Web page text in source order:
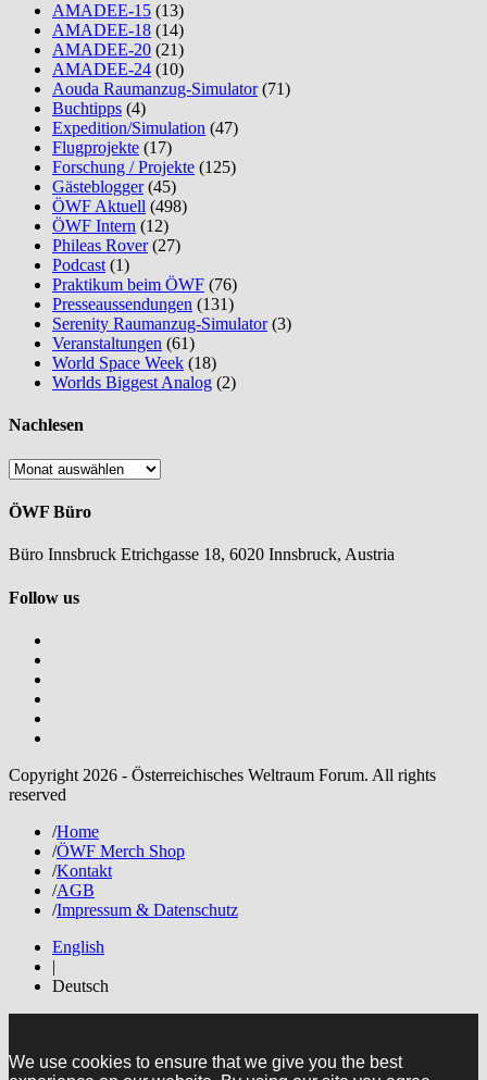
AMADEE-15 (13)
AMADEE-18 (14)
AMADEE-20 (21)
AMADEE-24 (10)
Aouda Raumanzug-Simulator(71)
Buchtipps (4)
Expedition/Simulation (47)
Flugprojekte (17)
Forschung / Projekte (125)
Gästeblogger(45)
ÖWF Aktuell (498)
ÖWF Intern (12)
Phileas Rover(27)
Podcast (1)
Praktikum beim ÖWF (76)
Presseaussendungen (131)
Serenity Raumanzug-Simulator(3)
Veranstaltungen (61)
World Space Week (18)
Worlds Biggest Analog (2)
Nachlesen
Nachlesen
ÖWF Büro
Büro Innsbruck Etrichgasse 18, 6020 Innsbruck, Austria
Follow us
Copyright 2026 - Österreichisches Weltraum Forum. All rights
reserved
/Home
/ÖWF Merch Shop
/Kontakt
/AGB
/Impressum & Datenschutz
English
|
Deutsch
We use cookies to ensure that we give you the best